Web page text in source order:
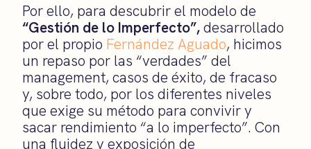
Por ello, para descubrir el modelo de
“Gestión de lo Imperfecto”,desarrollado
por el propio Fernández Aguado, hicimos
un repaso por las “verdades” del
management, casos de éxito, de fracaso
y, sobre todo, por los diferentes niveles
que exige su método para convivir y
sacar rendimiento “a lo imperfecto”. Con
una fluidez y exposición de